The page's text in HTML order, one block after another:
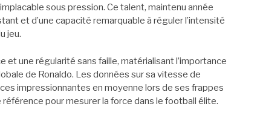
sous pression. Ce talent, maintenu année
et d’une capacité remarquable à réguler l’intensité
jeu.
une régularité sans faille, matérialisant l’importance
de Ronaldo. Les données sur sa vitesse de
impressionnantes en moyenne lors de ses frappes
pour mesurer la force dans le football élite.